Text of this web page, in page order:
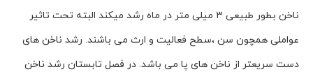
ناخن بطور طبیعی ۳ میلی متر در ماه رشد میکند البته تحت تاثیر
عواملی همچون سن ،سطح فعالیت و ارث می باشند. رشد ناخن های
دست سریعتر از ناخن های پا می باشد. در فصل تابستان رشد ناخن